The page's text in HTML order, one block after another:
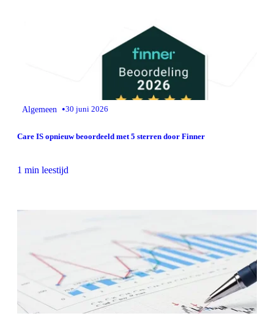
Algemeen •30 juni 2026
Care IS opnieuw beoordeeld met 5 sterren door Finner
1 min leestijd